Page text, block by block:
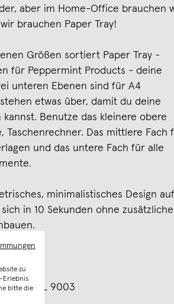
aber im Home-Office brauchen
brauchen Paper Tray!
Größen sortiert Paper Tray -
für Peppermint Products - deine
unteren Ebenen sind für A4
etwas über, damit du deine
Benutze das kleinere obere
Taschenrechner. Das mittlere Fach
und das untere Fach für alle
minimalistisches Design
in 10 Sekunden ohne
RAL 9003
zu
Erlebnis
bitte die